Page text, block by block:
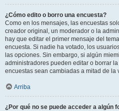
¿Cómo edito o borro una encuesta?
Como en los mensajes, las encuestas
creador original, un moderador o la
hay que editar el primer mensaje del
encuesta. Si nadie ha votado, los
las opciones. Sin embargo, si algún
administradores pueden editar o borrar
encuestas sean cambiadas a mitad de la
Arriba
¿Por qué no se puede acceder a algún